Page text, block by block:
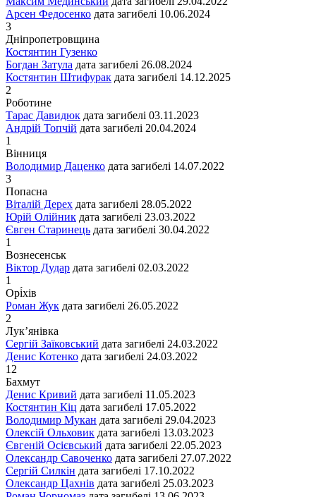
Арсен Федосенко дата загибелі 10.06.2024
3
Дніпропетровщина
Костянтин Гузенко
Богдан Затула дата загибелі 26.08.2024
Костянтин Штифурак дата загибелі 14.12.2025
2
Роботине
Тарас Давидюк дата загибелі 03.11.2023
Андрій Топчій дата загибелі 20.04.2024
1
Вінниця
Володимир Даценко дата загибелі 14.07.2022
3
Попасна
Віталій Дерех дата загибелі 28.05.2022
Юрій Олійник дата загибелі 23.03.2022
Євген Старинець дата загибелі 30.04.2022
1
Вознесенськ
Віктор Дудар дата загибелі 02.03.2022
1
Орі́хів
Роман Жук дата загибелі 26.05.2022
2
Лук’янівка
Сергій Заїковський дата загибелі 24.03.2022
Денис Котенко дата загибелі 24.03.2022
12
Бахмут
Денис Кривий дата загибелі 11.05.2023
Костянтин Кіц дата загибелі 17.05.2022
Володимир Мукан дата загибелі 29.04.2023
Олексій Ольховик дата загибелі 13.03.2023
Євгеній Осієвський дата загибелі 22.05.2023
Олександр Савоченко дата загибелі 27.07.2022
Сергій Силкін дата загибелі 17.10.2022
Олександр Цахнів дата загибелі 25.03.2023